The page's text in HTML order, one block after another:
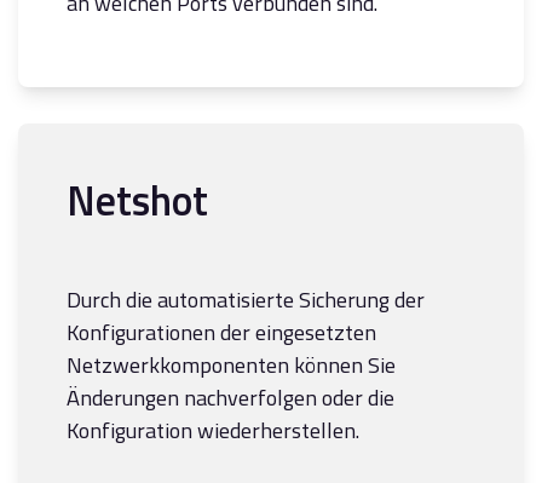
Netshot
Durch die automatisierte Sicherung der
Konfigurationen der eingesetzten
Netzwerkkomponenten können Sie
Änderungen nachverfolgen oder die
Konfiguration wiederherstellen.